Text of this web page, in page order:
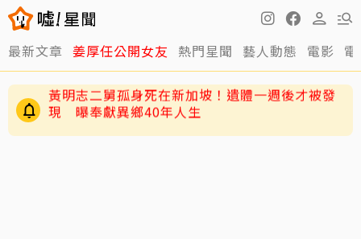
最新文章 姜厚任公開女友 熱門星聞 藝人動態 電影
獨／韓女嫌台男「很臭」掀熱議！唐綺陽砸百萬
推香水一句話替台男平反